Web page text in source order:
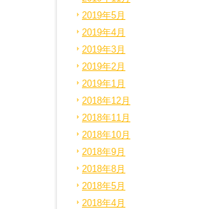
2019年5月
2019年4月
2019年3月
2019年2月
2019年1月
2018年12月
2018年11月
2018年10月
2018年9月
2018年8月
2018年5月
2018年4月